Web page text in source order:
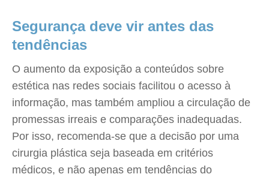
Segurança deve vir antes das
tendências
O aumento da exposição a conteúdos sobre
estética nas redes sociais facilitou o acesso à
informação, mas também ampliou a circulação de
promessas irreais e comparações inadequadas.
Por isso, recomenda-se que a decisão por uma
cirurgia plástica seja baseada em critérios
médicos, e não apenas em tendências do